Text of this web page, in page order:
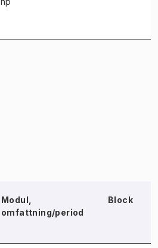
Modul,
omfattning/period
Block